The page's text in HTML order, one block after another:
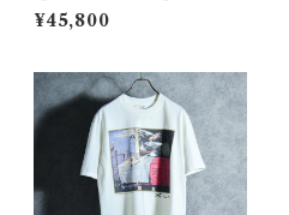
Dali Malti Print T-Shirts サ
ルバドール・ダリ マルチプリ
¥45,800